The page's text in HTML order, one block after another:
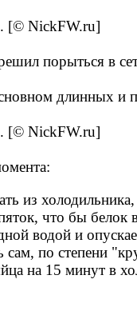
порыться в
длинных
из
что бы белок
водой и
по степени
на 15 минут в